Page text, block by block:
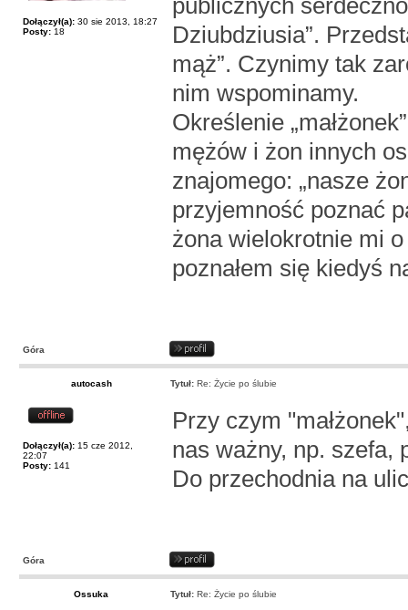
Dołączył(a): 30 sie 2013, 18:27
Posty: 18
publicznych
Dziubdziusia”.
mąż”. Czynimy tak
nim wspominamy.
Określenie
mężów i żon innych
znajomego: „nasze
przyjemność poznać
żona wielokrotnie mi o
poznałem się kiedyś
Góra
autocash Tytuł: Re: Życie po ślubie
Dołączył(a): 15 cze 2012,
22:07
Posty: 141
Przy czym
nas ważny, np. szefa,
Do przechodnia na
Góra
Ossuka Tytuł: Re: Życie po ślubie